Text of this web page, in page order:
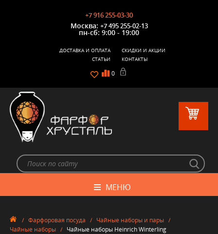
+7 916 255-03-30
Москва: +7 495 255-02-13
пн-сб: 9:00 - 19:00
0
ДОСТАВКА И ОПЛАТА
СКИДКИ И АКЦИИ
СТАТЬИ
КОНТАКТЫ
МЕНЮ
/ Фарфоровая посуда / Чайные наборы и пары /
Чайные наборы / Чайные наборы Heinrich Winterling